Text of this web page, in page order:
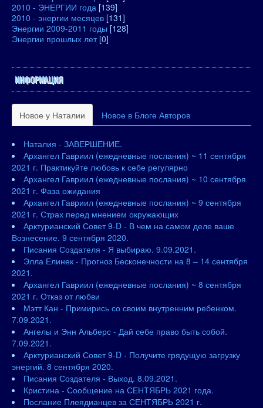
2010 - ЭНЕРГИИ года [139]
2010 - энергии месяцев [131]
Энергии 2009-2011 годы [128]
Энергии прошлых лет [0]
ИНФОРМАЦИЯ
Новое у Наталии Новое в Блоге Авторов
Наталия - ЗАВЕРШЕНИЕ.
Архангел Гавриил (ежедневные послания) ~ 11 сентября
2021 г. Практикуйте любовь к себе регулярно
Архангел Гавриил (ежедневные послания) ~ 10 сентября
2021 г. Фаза ожидания
Архангел Гавриил (ежедневные послания) ~ 9 сентября
2021 г. Страх перед мнением окружающих
Арктурианский Совет 9-D - В чем на самом деле ваше
Вознесение. 9 сентября 2020.
Писания Создателя - Я выбираю. 9.09.2021.
Элла Елинек - Прогноз Бесконечности на 8 – 14 сентября
2021.
Архангел Гавриил (ежедневные послания) ~ 8 сентября
2021 г. Отказ от любви
Мэтт Кан - Примирись со своим внутренним ребенком.
7.09.2021.
Ангелы и Энн Альберс - Дай себе право быть собой.
7.09.2021.
Арктурианский Совет 9-D - Получите грядущую загрузку
энергий. 8 сентября 2020.
Писания Создателя - Выход. 8.09.2021.
Кристина - Сообщение на СЕНТЯБРЬ 2021 года.
Послание Плеядианцев за СЕНТЯБРЬ 2021 г.